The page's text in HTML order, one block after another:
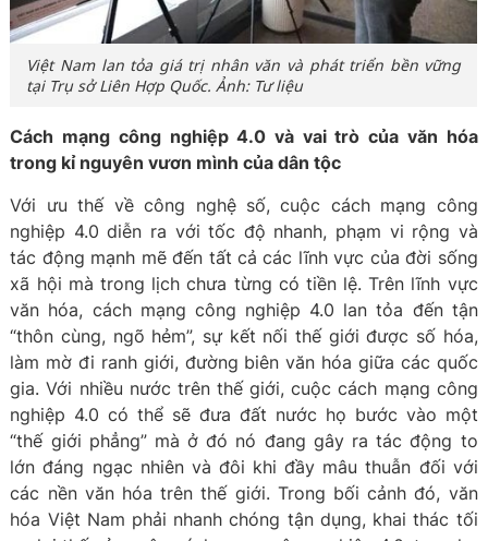
Việt Nam lan tỏa giá trị nhân văn và phát triển bền vững
tại Trụ sở Liên Hợp Quốc. Ảnh: Tư liệu
Cách mạng công nghiệp 4.0 và vai trò của văn hóa
trong kỉ nguyên vươn mình của dân tộc
Với ưu thế về công nghệ số, cuộc cách mạng công
nghiệp 4.0 diễn ra với tốc độ nhanh, phạm vi rộng và
tác động mạnh mẽ đến tất cả các lĩnh vực của đời sống
xã hội mà trong lịch chưa từng có tiền lệ. Trên lĩnh vực
văn hóa, cách mạng công nghiệp 4.0 lan tỏa đến tận
“thôn cùng, ngõ hẻm”, sự kết nối thế giới được số hóa,
làm mờ đi ranh giới, đường biên văn hóa giữa các quốc
gia. Với nhiều nước trên thế giới, cuộc cách mạng công
nghiệp 4.0 có thể sẽ đưa đất nước họ bước vào một
“thế giới phẳng” mà ở đó nó đang gây ra tác động to
lớn đáng ngạc nhiên và đôi khi đầy mâu thuẫn đối với
các nền văn hóa trên thế giới. Trong bối cảnh đó, văn
hóa Việt Nam phải nhanh chóng tận dụng, khai thác tối